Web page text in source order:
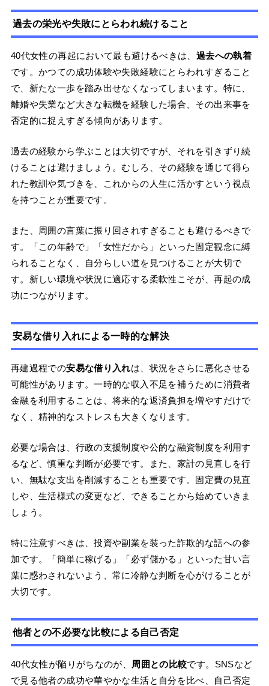
過去の栄光や失敗にとらわれ続けること
40代女性の再起において最も避けるべきは、 過去への執着
です。かつての成功体験や失敗経験にとらわれすぎること
で、新たな一歩を踏み出せなくなってしまいます。特に、
離婚や失業など大きな転機を経験した場合、その出来事を
否定的に捉えすぎる傾向があります。
過去の経験から学ぶことは大切ですが、それを引きずり続
けることは避けましょう。むしろ、その経験を通じて得ら
れた教訓や気づきを、これからの人生に活かすという視点
を持つことが重要です。
また、周囲の言葉に振り回されすぎることも避けるべきで
す。「この年齢で」「女性だから」といった固定観念に縛
られることなく、自分らしい道を見つけることが大切で
す。新しい環境や状況に適応する柔軟性こそが、再起の成
功につながります。
安易な借り入れによる一時的な解決
再建過程での安易な借り入れは、状況をさらに悪化させる
可能性があります。一時的な収入不足を補うために消費者
金融を利用することは、将来的な返済負担を増やすだけで
なく、精神的なストレスも大きくなります。
必要な場合は、行政の支援制度や公的な融資制度を利用す
るなど、慎重な判断が必要です。また、家計の見直しを行
い、無駄な支出を削減することも重要です。固定費の見直
しや、生活様式の変更など、できることから始めていきま
しょう。
特に注意すべきは、投資や副業を装った詐欺的な話への参
加です。「簡単に稼げる」「必ず儲かる」といった甘い言
葉に惑わされないよう、常に冷静な判断を心がけることが
大切です。
他者との不必要な比較による自己否定
40代女性が陥りがちなのが、 周囲との比較です。SNSなど
で見る他者の成功や華やかな生活と自分を比べ、自己否定